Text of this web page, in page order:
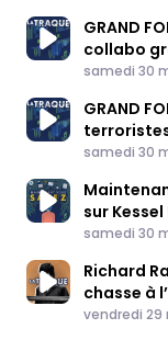
GRAND
collabo
Published At
samedi 30
GRAND
Boston
Published At
samedi 30
sur Kessel
Published At
samedi 30
Richard
chasse à
Published At
vendredi 29